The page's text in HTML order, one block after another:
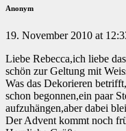
Anonym
19. November 2010 at
Liebe Rebecca,ich liebe
schön zur Geltung mit
Was das Dekorieren
schon begonnen,ein paar
aufzuhängen,aber dabei
Der Advent kommt noch